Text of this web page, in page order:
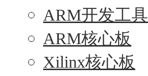
ARM开发工具
ARM核心板
Xilinx核心板